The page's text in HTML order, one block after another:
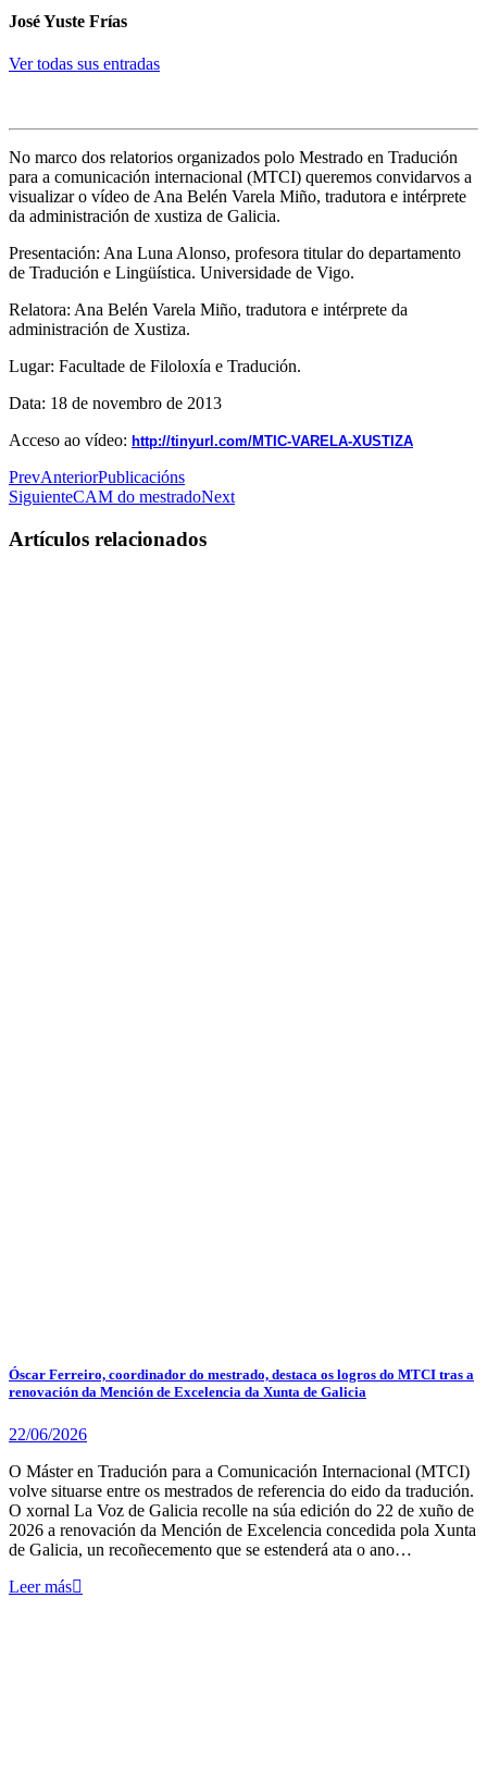
José Yuste Frías
Ver todas sus entradas
No marco dos relatorios organizados polo Mestrado en Tradución
para a comunicación internacional (MTCI) queremos convidarvos a
visualizar o vídeo de Ana Belén Varela Miño, tradutora e intérprete
da administración de xustiza de Galicia.
Presentación: Ana Luna Alonso, profesora titular do departamento
de Tradución e Lingüística. Universidade de Vigo.
Relatora: Ana Belén Varela Miño, tradutora e intérprete da
administración de Xustiza.
Lugar: Facultade de Filoloxía e Tradución.
Data: 18 de novembro de 2013
Acceso ao vídeo: http://tinyurl.com/MTIC-VARELA-XUSTIZA
PrevAnteriorPublicacións
SiguienteCAM do mestradoNext
Artículos relacionados
Óscar Ferreiro, coordinador do mestrado, destaca os logros do MTCI tras a
renovación da Mención de Excelencia da Xunta de Galicia
22/06/2026
O Máster en Tradución para a Comunicación Internacional (MTCI)
volve situarse entre os mestrados de referencia do eido da tradución.
O xornal La Voz de Galicia recolle na súa edición do 22 de xuño de
2026 a renovación da Mención de Excelencia concedida pola Xunta
de Galicia, un recoñecemento que se estenderá ata o ano…
Leer más